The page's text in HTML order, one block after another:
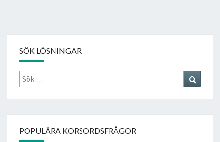
SÖK LÖSNINGAR
Sök
efter:
POPULÄRA KORSORDSFRÅGOR